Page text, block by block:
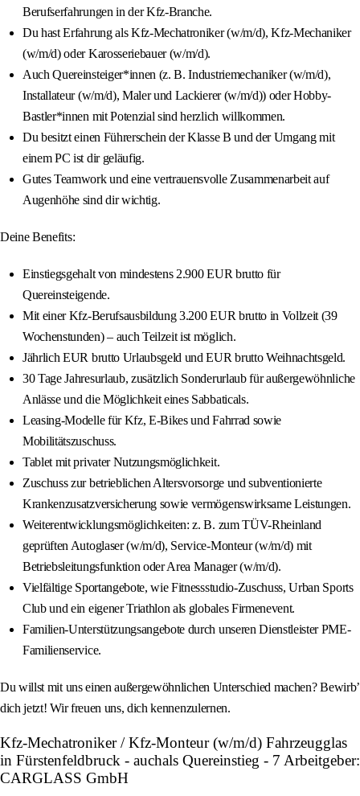
Berufserfahrungen in der Kfz-Branche.
Du hast Erfahrung als Kfz-Mechatroniker (w/m/d), Kfz-Mechaniker
(w/m/d) oder Karosseriebauer (w/m/d).
Auch Quereinsteiger*innen (z. B. Industriemechaniker (w/m/d),
Installateur (w/m/d), Maler und Lackierer (w/m/d)) oder Hobby-
Bastler*innen mit Potenzial sind herzlich willkommen.
Du besitzt einen Führerschein der Klasse B und der Umgang mit
einem PC ist dir geläufig.
Gutes Teamwork und eine vertrauensvolle Zusammenarbeit auf
Augenhöhe sind dir wichtig.
Deine Benefits:
Einstiegsgehalt von mindestens 2.900 EUR brutto für
Quereinsteigende.
Mit einer Kfz-Berufsausbildung 3.200 EUR brutto in Vollzeit (39
Wochenstunden) – auch Teilzeit ist möglich.
Jährlich EUR brutto Urlaubsgeld und EUR brutto Weihnachtsgeld.
30 Tage Jahresurlaub, zusätzlich Sonderurlaub für außergewöhnliche
Anlässe und die Möglichkeit eines Sabbaticals.
Leasing-Modelle für Kfz, E-Bikes und Fahrrad sowie
Mobilitätszuschuss.
Tablet mit privater Nutzungsmöglichkeit.
Zuschuss zur betrieblichen Altersvorsorge und subventionierte
Krankenzusatzversicherung sowie vermögenswirksame Leistungen.
Weiterentwicklungsmöglichkeiten: z. B. zum TÜV-Rheinland
geprüften Autoglaser (w/m/d), Service-Monteur (w/m/d) mit
Betriebsleitungsfunktion oder Area Manager (w/m/d).
Vielfältige Sportangebote, wie Fitnessstudio-Zuschuss, Urban Sports
Club und ein eigener Triathlon als globales Firmenevent.
Familien-Unterstützungsangebote durch unseren Dienstleister PME-
Familienservice.
Du willst mit uns einen außergewöhnlichen Unterschied machen? Bewirb’
dich jetzt! Wir freuen uns, dich kennenzulernen.
Kfz-Mechatroniker / Kfz-Monteur (w/m/d) Fahrzeugglas
in Fürstenfeldbruck - auchals Quereinstieg - 7 Arbeitgeber:
CARGLASS GmbH